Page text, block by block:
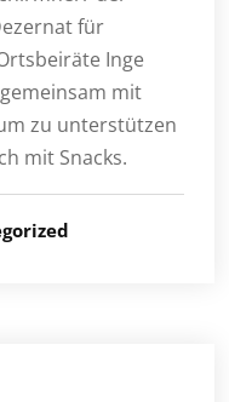
für
Inge
mit
zu unterstützen
mit Snacks.